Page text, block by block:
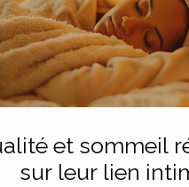
et sommeil
sur leur lien